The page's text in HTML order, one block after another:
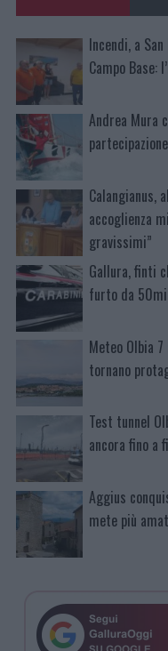
Incendi, a
Campo Base:
Andrea Mura
Calangianus,
accoglienza
gravissimi”
Gallura, finti
furto da
Meteo Olbia
tornano
Test tunnel
ancora fino a
Aggius
mete più